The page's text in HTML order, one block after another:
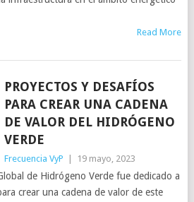
Read More
PROYECTOS Y DESAFÍOS
PARA CREAR UNA CADENA
DE VALOR DEL HIDRÓGENO
VERDE
Frecuencia VyP 19 mayo, 2023
de Hidrógeno Verde fue dedicado a
crear una cadena de valor de este